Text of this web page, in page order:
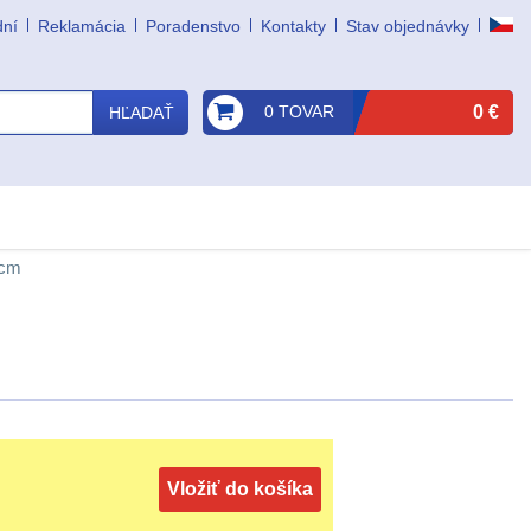
Reklamácia Poradenstvo Kontakty Stav objednávky
HĽADAŤ 0 TOVAR 0 €
Vložiť do košíka